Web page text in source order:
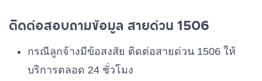
ติดต่อสอบถามข้อมูล สายด่วน 1506
กรณีลูกจ้างมีข้อสงสัย ติดต่อสายด่วน 1506 ให้
บริการตลอด 24 ชั่วโมง